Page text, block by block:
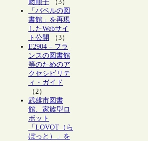
﨑順子（3）
「バベルの図
書館」を再現
したWebサイ
ト公開
（3）
E2904 – フラ
ンスの図書館
等のためのア
クセシビリテ
ィ・ガイド
（2）
武雄市図書
館、家族型ロ
ボット
「LOVOT（ら
ぼっと）」を